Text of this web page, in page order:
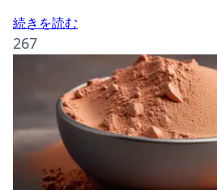
続きを読む
267